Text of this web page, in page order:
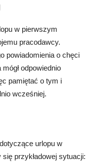
w pierwszym
pracodawcy.
powiadomienia o chęci
odpowiednio
pamiętać o tym i
wcześniej.
urlopu w
przykładowej sytuacji: